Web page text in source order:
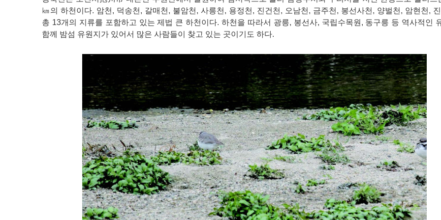
㎞의 하천이다. 암천, 덕송천, 갈매천, 불암천, 사릉천, 용정천, 진건천, 오남천, 금주천, 봉선사천, 양벌천, 암현천,
총 13개의 지류를 포함하고 있는 제법 큰 하천이다. 하천을 따라서 광릉, 봉선사, 국립수목원, 동구릉 등 역사적인
함께 밤섬 유원지가 있어서 많은 사람들이 찾고 있는 곳이기도 하다.